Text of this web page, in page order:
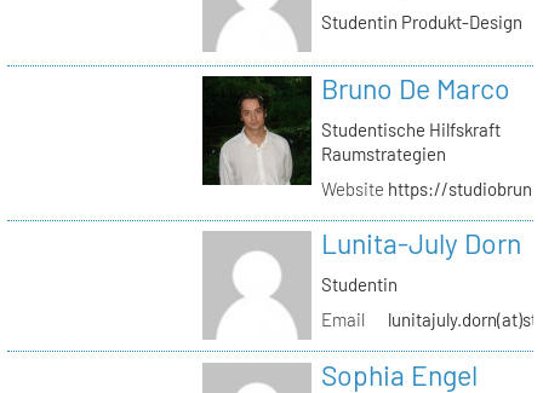
Studentin Produkt-Design
Bruno De Marco
Studentische Hilfskraft
Raumstrategien
Website https://
Lunita-July Dorn
Studentin
Email
Sophia Engel